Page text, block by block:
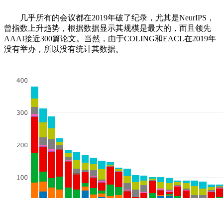
几乎所有的会议都在2019年破了纪录，尤其是NeurIPS，
曾指数上升趋势，根据数据显示其规模是最大的，而且领先
AAAI接近300篇论文。当然，由于COLING和EACL在2019年
没有举办，所以没有统计其数据。